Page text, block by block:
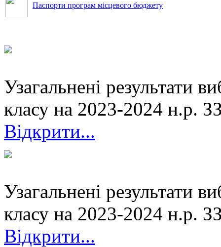
Паспорти програм місцевого бюджету
Узагальнені результати
класу на 2023-2024 н.р.
Відкрити...
Узагальнені результати
класу на 2023-2024 н.р.
Відкрити...